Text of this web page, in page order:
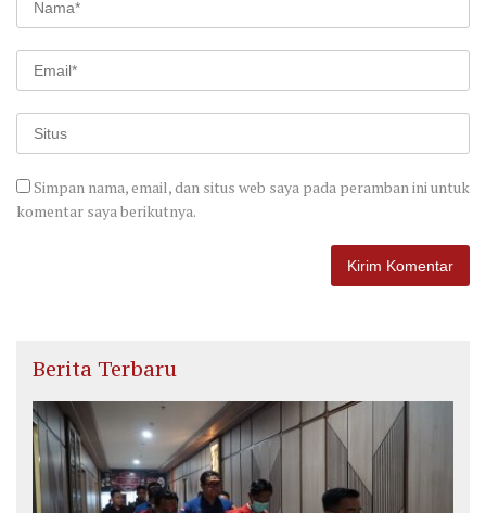
Simpan nama, email, dan situs web saya pada peramban ini untuk
komentar saya berikutnya.
Berita Terbaru